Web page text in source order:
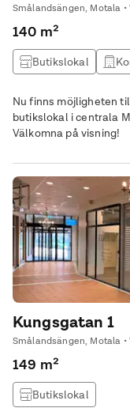
Smålandsängen, Motala
140 m²
Butikslokal
Nu finns möjligheten
butikslokal i centrala Motala. Alldeles intill
Välkomna på visning!
Kungsgatan 1
Smålandsängen, Motala
149 m²
Butikslokal